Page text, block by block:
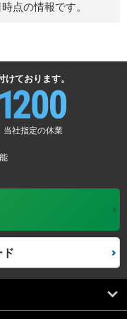
点の情報です。
ております。
当社指定の休業
ド